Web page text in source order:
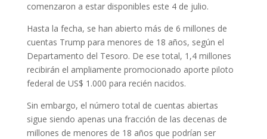
comenzaron a estar disponibles este 4 de julio.
Hasta la fecha, se han abierto más de 6 millones de
cuentas Trump para menores de 18 años, según el
Departamento del Tesoro. De ese total, 1,4 millones
recibirán el ampliamente promocionado aporte piloto
federal de US$ 1.000 para recién nacidos.
Sin embargo, el número total de cuentas abiertas
sigue siendo apenas una fracción de las decenas de
millones de menores de 18 años que podrían ser